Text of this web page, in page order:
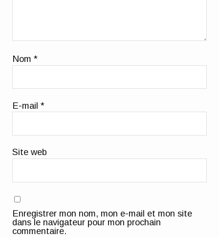
Nom*
E-mail*
Site web
Enregistrer mon nom, mon e-mail et mon site
dans le navigateur pour mon prochain
commentaire.